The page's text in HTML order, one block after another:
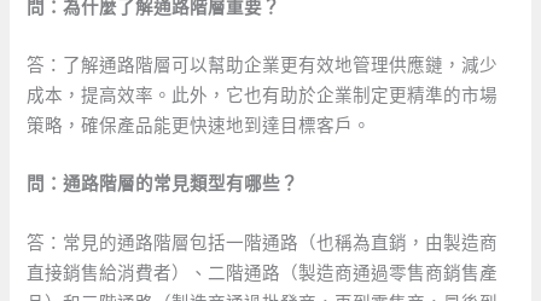
問：為什麼了解通路階層重要？
答：了解通路階層可以幫助企業更有效地管理供應鏈，減少
成本，提高效率。此外，它也有助於企業制定更精準的市場
策略，確保產品能更快速地到達目標客戶。
問：通路階層的常見類型有哪些？
答：常見的通路階層包括一階通路（也稱為直銷，由製造商
直接銷售給消費者）、二階通路（製造商通過零售商銷售產